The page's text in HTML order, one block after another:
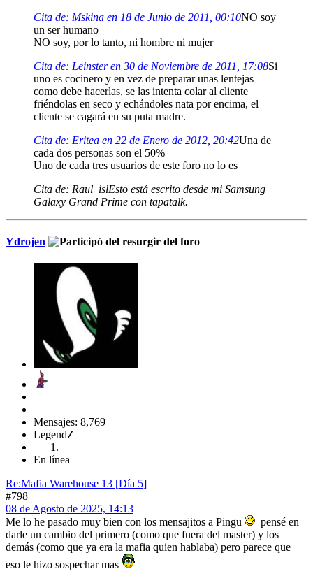
Cita de: Mskina en 18 de Junio de 2011, 00:10NO soy
un ser humano
NO soy, por lo tanto, ni hombre ni mujer
Cita de: Leinster en 30 de Noviembre de 2011, 17:08Si
uno es cocinero y en vez de preparar unas lentejas
como debe hacerlas, se las intenta colar al cliente
friéndolas en seco y echándoles nata por encima, el
cliente se cagará en su puta madre.
Cita de: Eritea en 22 de Enero de 2012, 20:42Una de
cada dos personas son el 50%
Uno de cada tres usuarios de este foro no lo es
Cita de: Raul_islEsto está escrito desde mi Samsung
Galaxy Grand Prime con tapatalk.
Ydrojen
Mensajes: 8,769
LegendZ
En línea
Re:Mafia Warehouse 13 [Día 5]
#798
08 de Agosto de 2025, 14:13
Me lo he pasado muy bien con los mensajitos a Pingu
pensé en
darle un cambio del primero (como que fuera del master) y los
demás (como que ya era la mafia quien hablaba) pero parece que
eso le hizo sospechar mas